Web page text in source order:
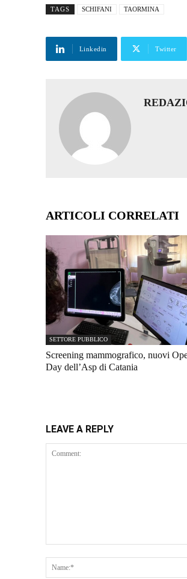
TAGS SCHIFANI TAORMINA
Linkedin Twitter
ARTICOLI CORRELATI
SETTORE PUBBLICO
Screening mammografico, nuovi
Day dell’Asp di Catania
LEAVE A REPLY